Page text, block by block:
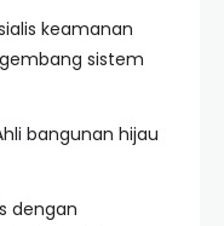
keamanan
sistem
bangunan hijau
dengan